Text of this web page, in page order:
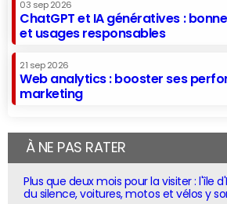
03 sep 2026
ChatGPT et IA génératives :
et usages responsables
21 sep 2026
Web analytics : booster ses
marketing
À NE PAS RATER
Plus que deux mois pour la visiter : l'île
du silence, voitures, motos et vélos y